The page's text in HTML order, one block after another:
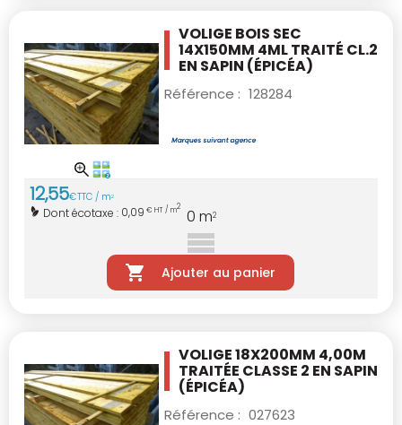
VOLIGE BOIS SEC
14X150MM 4ML TRAITÉ CL.2
EN SAPIN (ÉPICÉA)
Référence : 128284
12,55€TTC / m2
Dont écotaxe : 0,09 € HT / m2 0 m2
Ajouter au panier
VOLIGE 18X200MM 4,00M
TRAITÉE CLASSE 2 EN SAPIN
(ÉPICÉA)
Référence : 027623